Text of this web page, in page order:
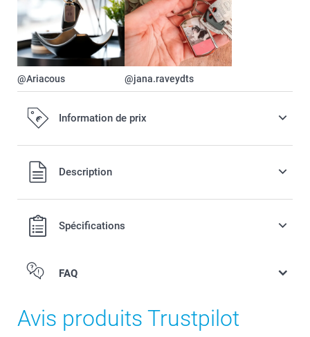
@Ariacous @jana.raveydts
Information de prix
Tous les prix sont en EURO (€), TVA incluse et hors frais de
port.
Description
Spécifications
FAQ
Avis produits Trustpilot